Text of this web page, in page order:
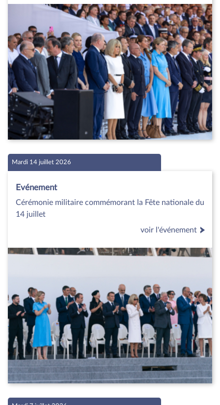
Mardi 14 juillet 2026
Evénement
Cérémonie militaire commémorant la Fête nationale du
14 juillet
voir l'événement